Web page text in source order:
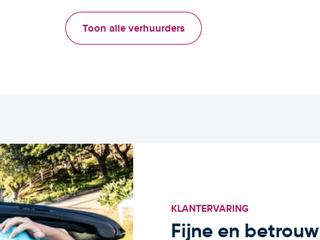
Toon alle verhuurders
KLANTERVARING
Fijne en